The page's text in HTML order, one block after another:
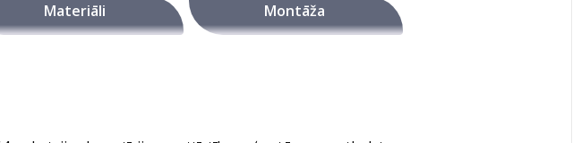
Materiāli Montāža